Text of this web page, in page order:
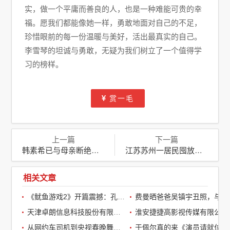
实，做一个平庸而善良的人，也是一种难能可贵的幸
福。愿我们都能像她一样，勇敢地面对自己的不足，
珍惜眼前的每一份温暖与美好，活出最真实的自己。
李雪琴的坦诚与勇敢，无疑为我们树立了一个值得学
习的榜样。
赏一毛
上一篇
韩素希已与母亲断绝关系：家庭纷争背后的无奈与坚强
下一篇
江苏苏州一居民囤放水银泄漏事件：应急响应与后续处理
相关文章
淮安捷捷高影视传媒有限公司